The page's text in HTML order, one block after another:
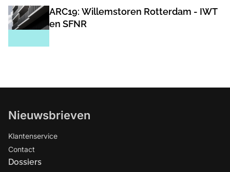
ARC19: Willemstoren Rotterdam - IWT
en SFNR
Nieuwsbrieven
Klantenservice
Contact
Dossiers